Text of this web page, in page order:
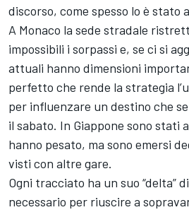
discorso, come spesso lo è stato
A Monaco la sede stradale
impossibili i sorpassi e, se ci si
attuali hanno dimensioni
perfetto che rende la strategia
per influenzare un destino che
il sabato. In Giappone sono stati
hanno pesato, ma sono emersi
visti con altre gare.
Ogni tracciato ha un suo “delta”
necessario per riuscire a